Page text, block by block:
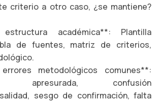
criterio a otro caso, ¿se mantiene?
académica**: Plantilla
de fuentes, matriz de criterios,
metodológicos comunes**:
apresurada, confusión
sesgo de confirmación, falta